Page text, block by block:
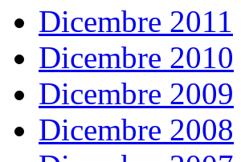
Dicembre 2011
Dicembre 2010
Dicembre 2009
Dicembre 2008